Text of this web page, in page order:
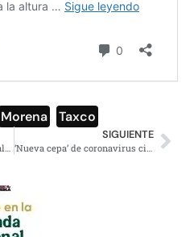
Morena Taxco
Prohibirán venta de bebidas alcohólicas durante Navidad y Año Nuevo en CDMX
SIGUIENTE
‘Nueva cepa’ de coronavirus circulaba desde septiembre; la OMS descartó que fuera más peligrosa: Gatell